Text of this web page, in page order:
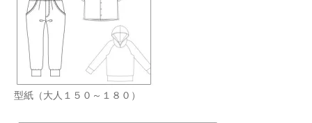
型紙（大人１５０～１８０）